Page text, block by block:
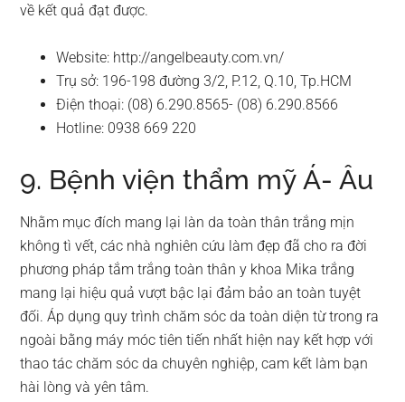
về kết quả đạt được.
Website: http://angelbeauty.com.vn/
Trụ sở: 196-198 đường 3/2, P.12, Q.10, Tp.HCM
Điện thoại: (08) 6.290.8565- (08) 6.290.8566
Hotline: 0938 669 220
9. Bệnh viện thẩm mỹ Á- Âu
Nhằm mục đích mang lại làn da toàn thân trắng mịn
không tì vết, các nhà nghiên cứu làm đẹp đã cho ra đời
phương pháp tắm trắng toàn thân y khoa Mika trắng
mang lại hiệu quả vượt bậc lại đảm bảo an toàn tuyệt
đối. Áp dụng quy trình chăm sóc da toàn diện từ trong ra
ngoài bằng máy móc tiên tiến nhất hiện nay kết hợp với
thao tác chăm sóc da chuyên nghiệp, cam kết làm bạn
hài lòng và yên tâm.